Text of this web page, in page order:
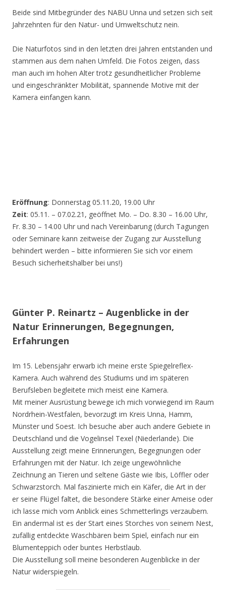
Beide sind Mitbegründer des NABU Unna und setzen sich seit
Jahrzehnten für den Natur- und Umweltschutz nein.
Die Naturfotos sind in den letzten drei Jahren entstanden und
stammen aus dem nahen Umfeld. Die Fotos zeigen, dass
man auch im hohen Alter trotz gesundheitlicher Probleme
und eingeschränkter Mobilität, spannende Motive mit der
Kamera einfangen kann.
Eröffnung: Donnerstag 05.11.20, 19.00 Uhr
Zeit: 05.11. – 07.02.21, geöffnet Mo. – Do. 8.30 – 16.00 Uhr,
Fr. 8.30 – 14.00 Uhr und nach Vereinbarung (durch Tagungen
oder Seminare kann zeitweise der Zugang zur Ausstellung
behindert werden – bitte informieren Sie sich vor einem
Besuch sicherheitshalber bei uns!)
Günter P. Reinartz – Augenblicke in der
Natur Erinnerungen, Begegnungen,
Erfahrungen
Im 15. Lebensjahr erwarb ich meine erste Spiegelreflex-
Kamera. Auch während des Studiums und im späteren
Berufsleben begleitete mich meist eine Kamera.
Mit meiner Ausrüstung bewege ich mich vorwiegend im Raum
Nordrhein-Westfalen, bevorzugt im Kreis Unna, Hamm,
Münster und Soest. Ich besuche aber auch andere Gebiete in
Deutschland und die Vogelinsel Texel (Niederlande). Die
Ausstellung zeigt meine Erinnerungen, Begegnungen oder
Erfahrungen mit der Natur. Ich zeige ungewöhnliche
Zeichnung an Tieren und seltene Gäste wie Ibis, Löffler oder
Schwarzstorch. Mal faszinierte mich ein Käfer, die Art in der
er seine Flügel faltet, die besondere Stärke einer Ameise oder
ich lasse mich vom Anblick eines Schmetterlings verzaubern.
Ein andermal ist es der Start eines Storches von seinem Nest,
zufällig entdeckte Waschbären beim Spiel, einfach nur ein
Blumenteppich oder buntes Herbstlaub.
Die Ausstellung soll meine besonderen Augenblicke in der
Natur widerspiegeln.